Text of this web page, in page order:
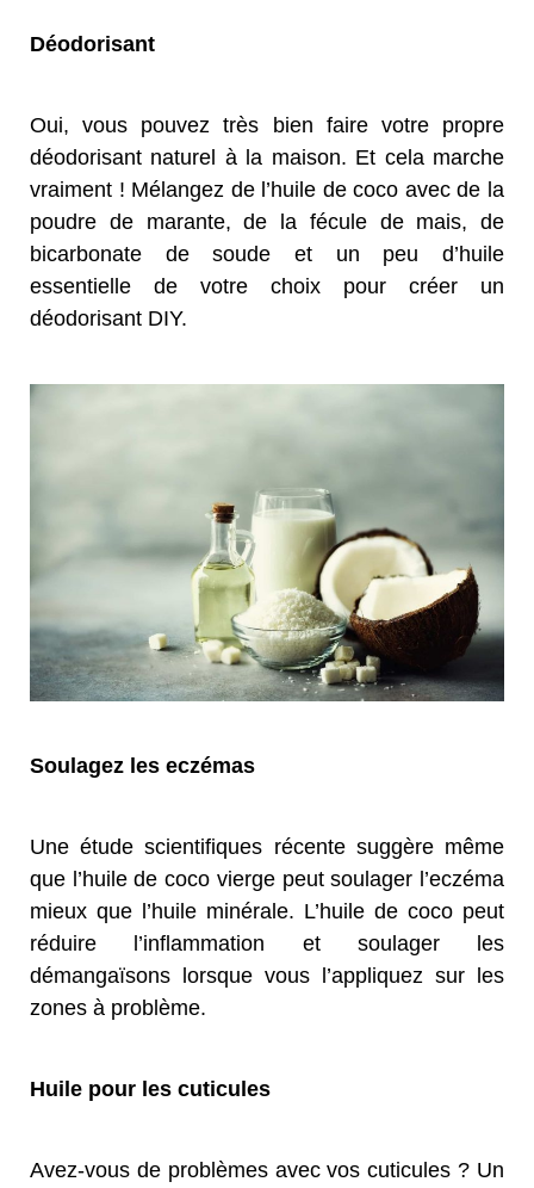
Déodorisant
Oui, vous pouvez très bien faire votre propre
déodorisant naturel à la maison. Et cela marche
vraiment ! Mélangez de l’huile de coco avec de la
poudre de marante, de la fécule de mais, de
bicarbonate de soude et un peu d’huile
essentielle de votre choix pour créer un
déodorisant DIY.
Soulagez les eczémas
Une étude scientifiques récente suggère même
que l’huile de coco vierge peut soulager l’eczéma
mieux que l’huile minérale. L’huile de coco peut
réduire l’inflammation et soulager les
démangaïsons lorsque vous l’appliquez sur les
zones à problème.
Huile pour les cuticules
Avez-vous de problèmes avec vos cuticules ? Un